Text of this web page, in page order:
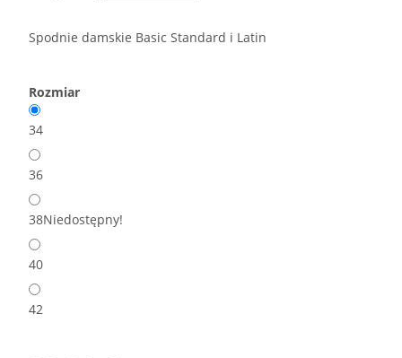
Spodnie damskie Basic Standard i Latin
Rozmiar
34
36
38Niedostępny!
40
42